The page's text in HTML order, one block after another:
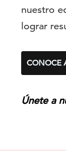
nuestro
lograr
CONOCE
Únete a